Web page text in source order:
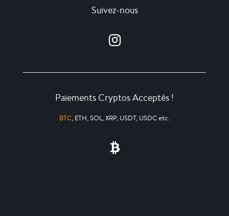
Suivez-nous
Paiements Cryptos Acceptés !
BTC, ETH, SOL, XRP, USDT, USDC etc.